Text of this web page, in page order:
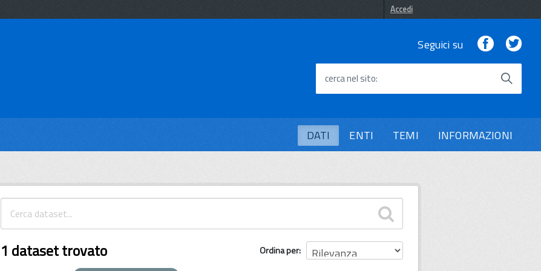
Accedi
Seguici su Facebook
cerca nel sito
DATI ENTI TEMI INFORMAZIONI
Ordina per
1 dataset trovato